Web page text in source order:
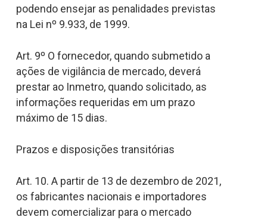
podendo ensejar as penalidades previstas
na Lei nº 9.933, de 1999.
Art. 9º O fornecedor, quando submetido a
ações de vigilância de mercado, deverá
prestar ao Inmetro, quando solicitado, as
informações requeridas em um prazo
máximo de 15 dias.
Prazos e disposições transitórias
Art. 10. A partir de 13 de dezembro de 2021,
os fabricantes nacionais e importadores
devem comercializar para o mercado